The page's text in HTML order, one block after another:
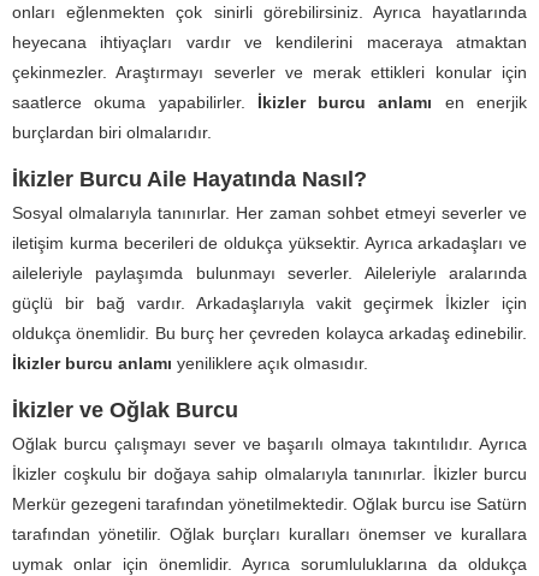
onları eğlenmekten çok sinirli görebilirsiniz. Ayrıca hayatlarında
heyecana ihtiyaçları vardır ve kendilerini maceraya atmaktan
çekinmezler. Araştırmayı severler ve merak ettikleri konular için
saatlerce okuma yapabilirler. İkizler burcu anlamı en enerjik
burçlardan biri olmalarıdır.
İkizler Burcu Aile Hayatında Nasıl?
Sosyal olmalarıyla tanınırlar. Her zaman sohbet etmeyi severler ve
iletişim kurma becerileri de oldukça yüksektir. Ayrıca arkadaşları ve
aileleriyle paylaşımda bulunmayı severler. Aileleriyle aralarında
güçlü bir bağ vardır. Arkadaşlarıyla vakit geçirmek İkizler için
oldukça önemlidir. Bu burç her çevreden kolayca arkadaş edinebilir.
İkizler burcu anlamı yeniliklere açık olmasıdır.
İkizler ve Oğlak Burcu
Oğlak burcu çalışmayı sever ve başarılı olmaya takıntılıdır. Ayrıca
İkizler coşkulu bir doğaya sahip olmalarıyla tanınırlar. İkizler burcu
Merkür gezegeni tarafından yönetilmektedir. Oğlak burcu ise Satürn
tarafından yönetilir. Oğlak burçları kuralları önemser ve kurallara
uymak onlar için önemlidir. Ayrıca sorumluluklarına da oldukça